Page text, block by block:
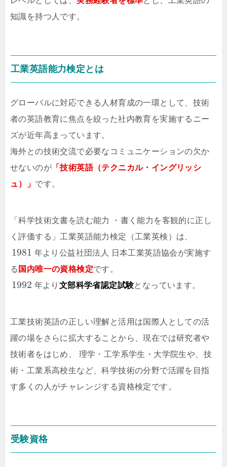
知識を持つ人です。
工業英語能力検定とは
グローバルに対応できる人材育成の一環として、技術
者の英語教育に焦点を絞った社内教育を実施するニー
ズが近年高まっています。
海外との技術交流で必要なコミュニケーションの欠か
せないのが 「技術英語（テクニカル・イングリッシ
ュ）」 です。
「科学技術文書を読む能力 ・書く能力を客観的に正し
く評価する」工業英語能力検定（工業英検）は、
1981 年より公益社団法人 日本工業英語協会が実施す
る 国内唯一の資格検定です。
1992 年より 文部科学省認定試験となっています。
工業技術英語の正しい理解と活用は国際人としての活
躍の場をさらに拡大することから、現在では研究者や
技術者をはじめ、 理学・工学系学生・大学院生や、技
術・工業系高校生など、科学技術の分野で活躍を目指
す多くの人がチャレンジする資格検定です。
受験資格